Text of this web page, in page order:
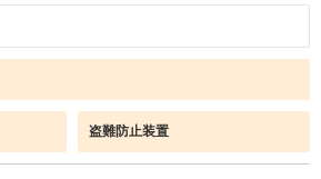
盗難防止装置